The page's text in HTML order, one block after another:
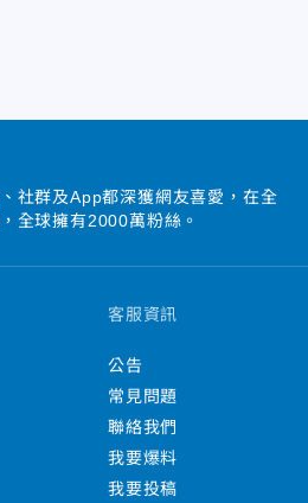
社群及App都深獲網友喜愛，在全
全球擁有2000萬粉絲。
客服資訊
公告
常見問題
聯絡我們
我要爆料
我要投稿